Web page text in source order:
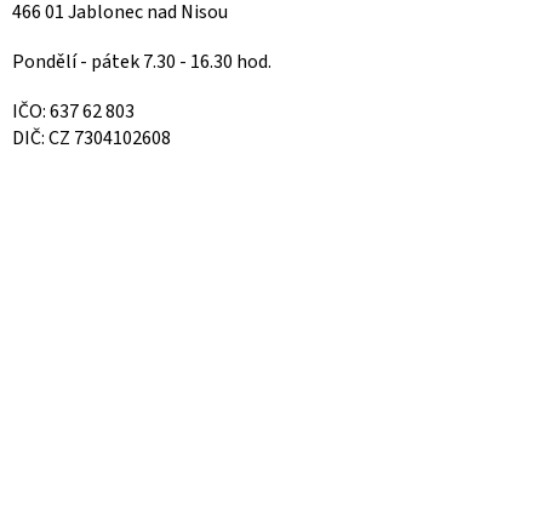
466 01 Jablonec nad Nisou
Pondělí - pátek 7.30 - 16.30 hod.
IČO: 637 62 803
DIČ: CZ 7304102608